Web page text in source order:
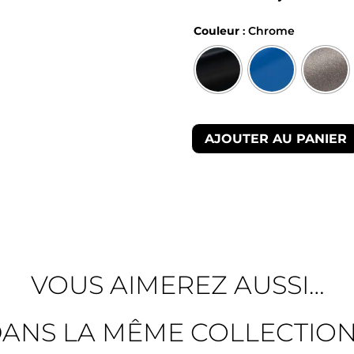
Couleur : Chrome
AJOUTER AU PANIER
VOUS AIMEREZ AUSSI…
LA MÊME